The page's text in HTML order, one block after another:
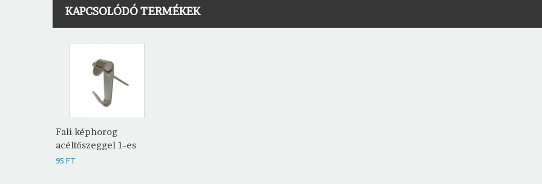
KAPCSOLÓDÓ TERMÉKEK
Fali képhorog
acéltűszeggel 1-es
95 FT